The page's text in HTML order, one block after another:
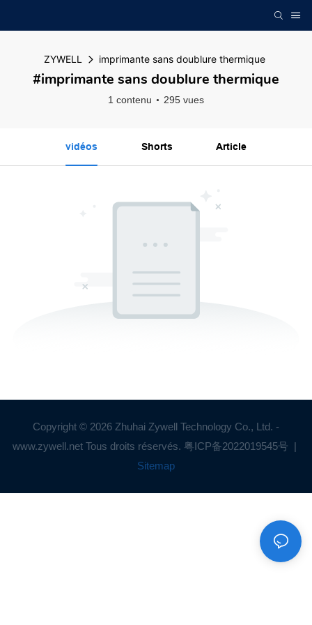
ZYWELL imprimante sans doublure thermique
#imprimante sans doublure thermique
1 contenu 295 vues
vidéos Shorts Article
Copyright © 2026 Zhuhai Zywell Technology Co., Ltd. -
www.zywell.net Tous droits réservés. 粤ICP备2022019545号 |
Sitemap